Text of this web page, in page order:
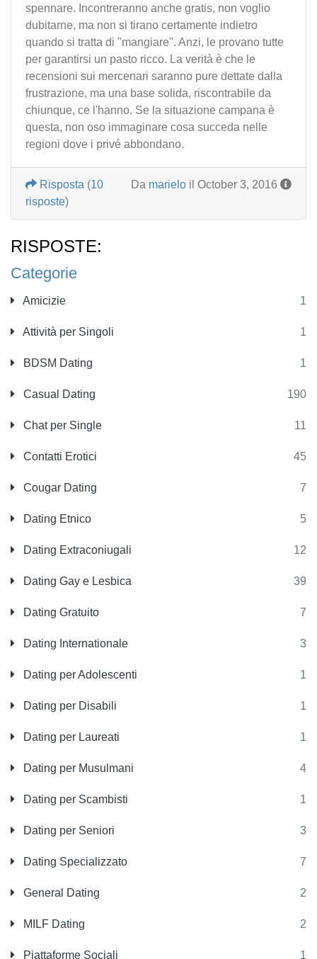
Categorie
Amicizie 1
Attività per Singoli 1
BDSM Dating 1
Casual Dating 190
Chat per Single 11
Contatti Erotici 45
Cougar Dating 7
Dating Etnico 5
Dating Extraconiugali 12
Dating Gay e Lesbica 39
Dating Gratuito 7
Dating Internationale 3
Dating per Adolescenti 1
Dating per Disabili 1
Dating per Laureati 1
Dating per Musulmani 4
Dating per Scambisti 1
Dating per Seniori 3
Dating Specializzato 7
General Dating 2
MILF Dating 2
Piattaforme Sociali 1
spennare. Incontreranno anche gratis, non voglio
dubitarne, ma non si tirano certamente indietro
quando si tratta di "mangiare". Anzi, le provano tutte
per garantirsi un pasto ricco. La verità è che le
recensioni sui mercenari saranno pure dettate dalla
frustrazione, ma una base solida, riscontrabile da
chiunque, ce l'hanno. Se la situazione campana è
questa, non oso immaginare cosa succeda nelle
regioni dove i privé abbondano.
Da marielo il October 3, 2016
Risposta (10
risposte)
RISPOSTE: